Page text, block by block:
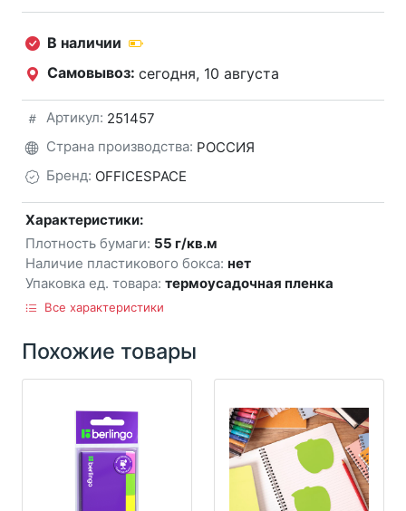
В наличии
Самовывоз: сегодня, 10 августа
Артикул: 251457
Страна производства: РОССИЯ
Бренд: OFFICESPACE
Характеристики:
Плотность бумаги: 55 г/кв.м
Наличие пластикового бокса: нет
Упаковка ед. товара: термоусадочная пленка
Все характеристики
Похожие товары